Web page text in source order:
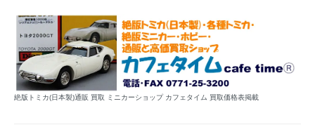
絶版トミカ(日本製)通販 買取 ミニカーショップ カフェタイム 買取価格表掲載